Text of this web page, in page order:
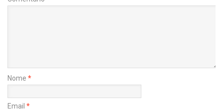
Nome *
Email *